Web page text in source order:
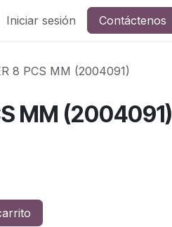
Iniciar sesión Contáctenos
8 PCS MM (2004091)
MM (2004091)